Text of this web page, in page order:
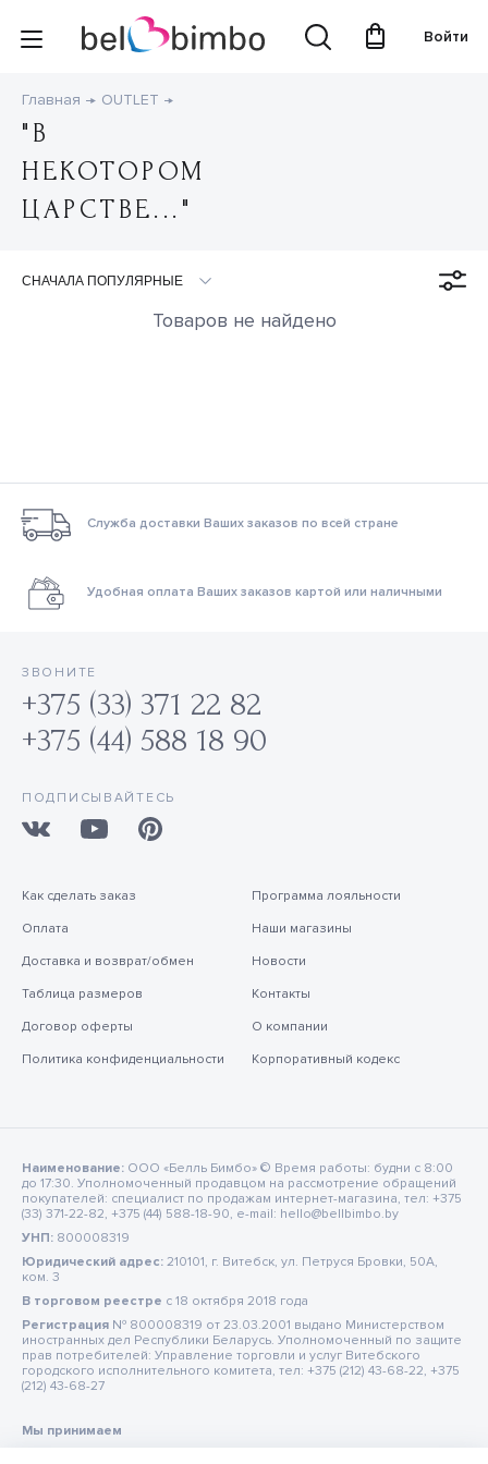
Войти
Главная OUTLET
"В
НЕКОТОРОМ
ЦАРСТВЕ..."
Товаров не найдено
Служба доставки Ваших заказов по всей стране
Удобная оплата Ваших заказов картой или наличными
ЗВОНИТЕ
+375 (33) 371 22 82
+375 (44) 588 18 90
ПОДПИСЫВАЙТЕСЬ
Как сделать заказ
Оплата
Доставка и возврат/обмен
Таблица размеров
Договор оферты
Политика конфиденциальности
Программа лояльности
Наши магазины
Новости
Контакты
О компании
Корпоративный кодекс
Наименование: ООО «Белль Бимбо» © Время работы: будни с 8:00
до 17:30. Уполномоченный продавцом на рассмотрение обращений
покупателей: специалист по продажам интернет-магазина, тел: +375
(33) 371-22-82, +375 (44) 588-18-90, e-mail: hello@bellbimbo.by
УНП: 800008319
Юридический адрес: 210101, г. Витебск, ул. Петруся Бровки, 50А,
ком. 3
В торговом реестре c 18 октября 2018 года
Регистрация № 800008319 от 23.03.2001 выдано Министерством
иностранных дел Республики Беларусь. Уполномоченный по защите
прав потребителей: Управление торговли и услуг Витебского
городского исполнительного комитета, тел: +375 (212) 43-68-22, +375
(212) 43-68-27
Мы принимаем